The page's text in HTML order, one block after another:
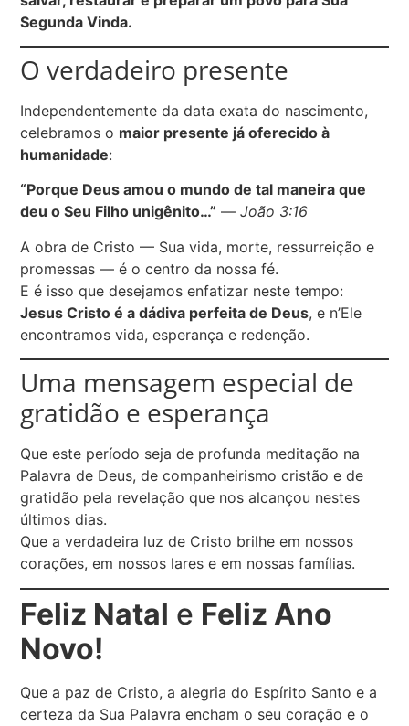
Segunda Vinda.
O verdadeiro presente
Independentemente da data exata do nascimento,
celebramos o maior presente já oferecido à
humanidade:
“Porque Deus amou o mundo de tal maneira que
deu o Seu Filho unigênito…” —João 3:16
A obra de Cristo — Sua vida, morte, ressurreição e
promessas — é o centro da nossa fé.
E é isso que desejamos enfatizar neste tempo:
Jesus Cristo é a dádiva perfeita de Deus, e n’Ele
encontramos vida, esperança e redenção.
Uma mensagem especial de
gratidão e esperança
Que este período seja de profunda meditação na
Palavra de Deus, de companheirismo cristão e de
gratidão pela revelação que nos alcançou nestes
últimos dias.
Que a verdadeira luz de Cristo brilhe em nossos
corações, em nossos lares e em nossas famílias.
Feliz Natal e Feliz Ano
Novo!
Que a paz de Cristo, a alegria do Espírito Santo e a
certeza da Sua Palavra encham o seu coração e o